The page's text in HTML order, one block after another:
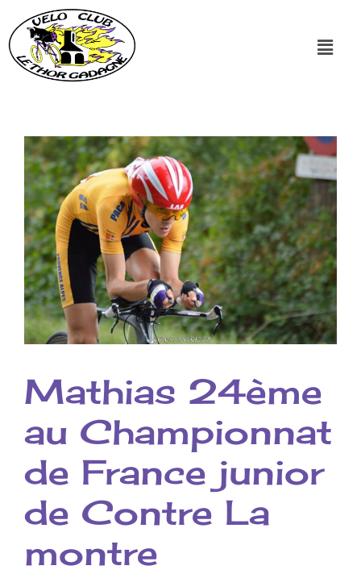
Mathias 24ème
au Championnat
de France junior
de Contre La
montre